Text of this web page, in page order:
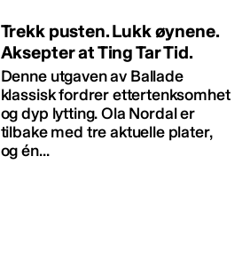
Trekk pusten. Lukk øynene.
Aksepter at Ting Tar Tid.
Denne utgaven av Ballade
klassisk fordrer ettertenksomhet
og dyp lytting. Ola Nordal er
tilbake med tre aktuelle plater,
og én...